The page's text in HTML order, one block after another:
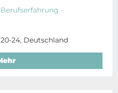
-
24, Deutschland